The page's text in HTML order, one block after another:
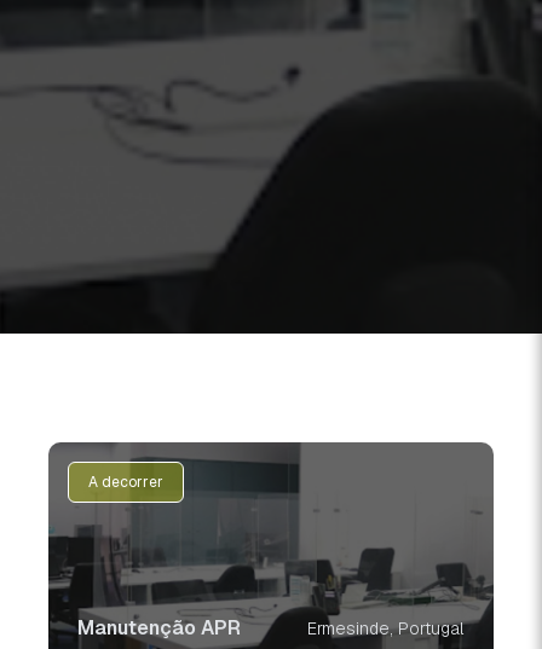
A decorrer
Manutenção APR Ermesinde, Portugal